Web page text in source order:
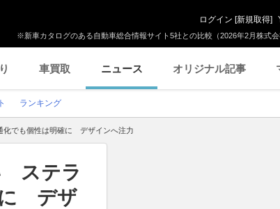
※新車カタログのある自動車総合情報サイト5社との比較（2026年2月株式会
ログイン [新規取得]
車買取 ニュース オリジナル記事
ランキング
化でも個性は明確に デザインへ注力
ステラ
に デザ